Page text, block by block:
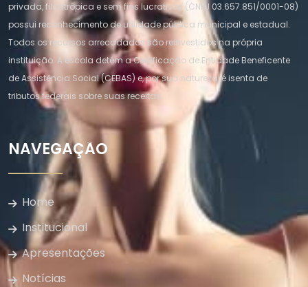
privada, filantrópica e sem fins lucrativos (CNPJ 03.657.851/0001-08)
possui reconhecimento de utilidade pública municipal e estadual.
Todos os recursos arrecadados são reinvestidos na própria
instituição. A escola detém a Certificação de Entidade Beneficente
de Assistência Social (CEBAS) e, por sua natureza, é isenta de
tributos federais sobre suas receitas.
NAVEGAÇÃO
Home
Institucional
Apresentações
Notícias